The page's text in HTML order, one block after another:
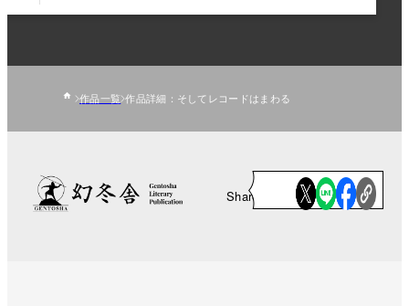
作品一覧 作品詳細：そしてレコードはまわる
Share